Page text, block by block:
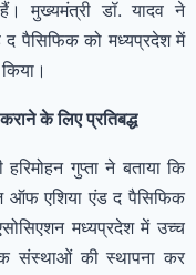
मुख्यमंत्री डॉ. यादव ने
द पैसिफिक को मध्यप्रदेश में
के लिए प्रतिबद्ध
गुप्ता ने बताया कि
ऑफ एशिया एंड द पैसिफिक
मध्यप्रदेश में उच्च
संस्थाओं की स्थापना कर